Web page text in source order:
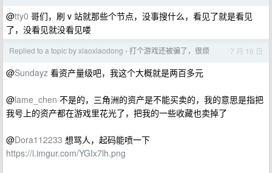
@tty0 哥们，刷 v 站就那些个节点，没事搜什么，看见了就是看见
了，没看见就没看见喽
Replied to a topic by xiaoxiaodong › 打个游戏还被骗了，很烦 7 月 16 日
@Sundayz 看资产量级吧，我这个大概就是两百多元
@lame_chen 不是的，三角洲的资产是不能买卖的，我的意思是指把
我号上的资产都在游戏里花光了，把我的一些收藏也卖掉了
@Dora112233 想骂人，起码能喷一下
https://i.imgur.com/YGIx7lh.png